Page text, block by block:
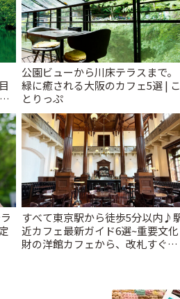
公園ビューから川床テラスまで。
緑に癒される大阪のカフェ5選 | こ
とりっぷ
すべて東京駅から徒歩5分以内♪
近カフェ最新ガイド6選~重要文化
財の洋館カフェから、改札すぐの